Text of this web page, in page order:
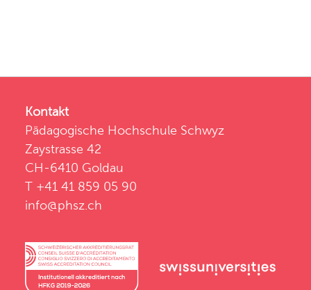
Kontakt
Pädagogische Hochschule Schwyz
Zaystrasse 42
CH-6410 Goldau
T +41 41 859 05 90
info@phsz.ch